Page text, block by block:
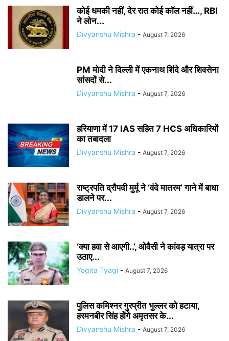
कोई धमकी नहीं, देर रात कोई कॉल नहीं…, RBI
ने लोन...
Divyanshu Mishra - August 7, 2026
PM मोदी ने दिल्ली में एकनाथ शिंदे और शिवसेना
सांसदों से...
Divyanshu Mishra - August 7, 2026
हरियाणा में 17 IAS सहित 7 HCS अधिकारियों
का तबादला
Divyanshu Mishra - August 7, 2026
राष्ट्रपति द्रौपदी मुर्मू ने ‘वंदे मातरम’ गाने में बाधा
डालने पर...
Divyanshu Mishra - August 7, 2026
‘क्या हवा से आएगी..’, ओवैसी ने कांवड़ यात्रा पर
उठाए...
Yogita Tyagi - August 7, 2026
पुलिस कमिश्नर गुरप्रीत भुल्लर को हटाया,
हरमनबीर सिंह होंगे अमृतसर के...
Divyanshu Mishra - August 7, 2026